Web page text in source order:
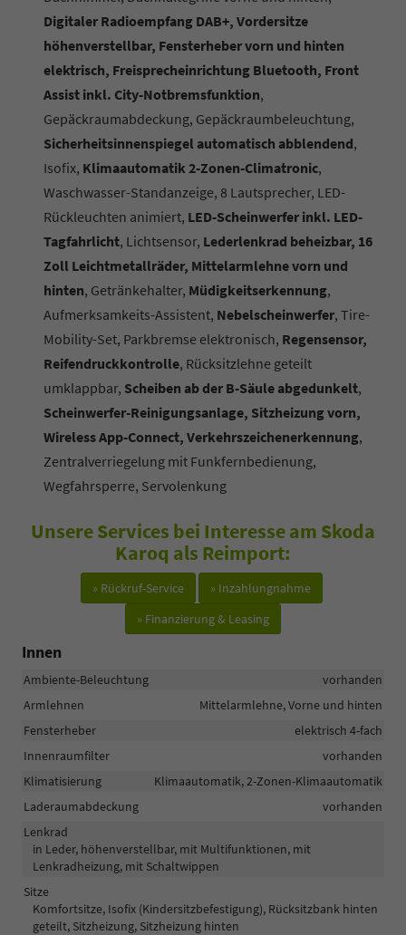
Digitaler Radioempfang DAB+, Vordersitze
höhenverstellbar, Fensterheber vorn und hinten
elektrisch, Freisprecheinrichtung Bluetooth, Front
Assist inkl. City-Notbremsfunktion,
Gepäckraumabdeckung, Gepäckraumbeleuchtung,
Sicherheitsinnenspiegel automatisch abblendend,
Isofix, Klimaautomatik 2-Zonen-Climatronic,
Waschwasser-Standanzeige, 8 Lautsprecher, LED-
Rückleuchten animiert, LED-Scheinwerfer inkl. LED-
Tagfahrlicht, Lichtsensor, Lederlenkrad beheizbar, 16
Zoll Leichtmetallräder, Mittelarmlehne vorn und
hinten, Getränkehalter, Müdigkeitserkennung,
Aufmerksamkeits-Assistent, Nebelscheinwerfer, Tire-
Mobility-Set, Parkbremse elektronisch, Regensensor,
Reifendruckkontrolle, Rücksitzlehne geteilt
umklappbar, Scheiben ab der B-Säule abgedunkelt,
Scheinwerfer-Reinigungsanlage, Sitzheizung vorn,
Wireless App-Connect, Verkehrszeichenerkennung,
Zentralverriegelung mit Funkfernbedienung,
Wegfahrsperre, Servolenkung
Unsere Services bei Interesse am Skoda
Karoq als Reimport:
» Rückruf-Service
» Inzahlungnahme
» Finanzierung & Leasing
Innen
Ambiente-Beleuchtung
vorhanden
Armlehnen
Mittelarmlehne, Vorne und hinten
Fensterheber
elektrisch 4-fach
Innenraumfilter
vorhanden
Klimatisierung
Klimaautomatik, 2-Zonen-Klimaautomatik
Laderaumabdeckung
vorhanden
Lenkrad
in Leder, höhenverstellbar, mit Multifunktionen, mit
Lenkradheizung, mit Schaltwippen
Sitze
Komfortsitze, Isofix (Kindersitzbefestigung), Rücksitzbank hinten
geteilt, Sitzheizung, Sitzheizung hinten